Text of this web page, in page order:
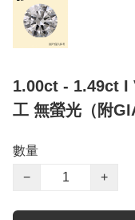
1.00ct - 1.49ct I
工 無螢光（附
數量
−
+